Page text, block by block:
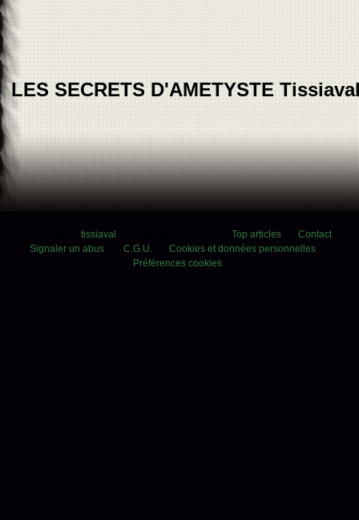
LES SECRETS D'AMETYSTE
tissiaval Top articles
Contact
Signaler un abus
C.G.U.
Cookies et données personnelles
Préférences cookies